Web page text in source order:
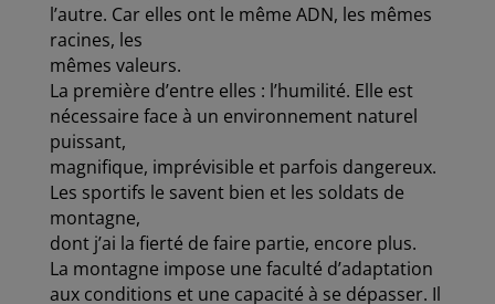
l’autre. Car elles ont le même ADN, les mêmes
racines, les
mêmes valeurs.
La première d’entre elles : l’humilité. Elle est
nécessaire face à un environnement naturel
puissant,
magnifique, imprévisible et parfois dangereux.
Les sportifs le savent bien et les soldats de
montagne,
dont j’ai la fierté de faire partie, encore plus.
La montagne impose une faculté d’adaptation
aux conditions et une capacité à se dépasser. Il